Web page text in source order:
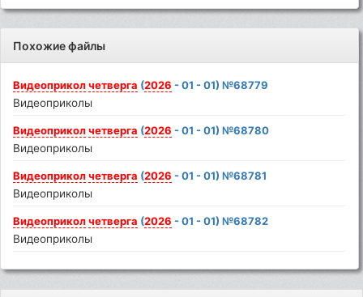
Похожие файлы
Видеоприкол четверга (2026 - 01 - 01) №68779
Видеоприколы
Видеоприкол четверга (2026 - 01 - 01) №68780
Видеоприколы
Видеоприкол четверга (2026 - 01 - 01) №68781
Видеоприколы
Видеоприкол четверга (2026 - 01 - 01) №68782
Видеоприколы